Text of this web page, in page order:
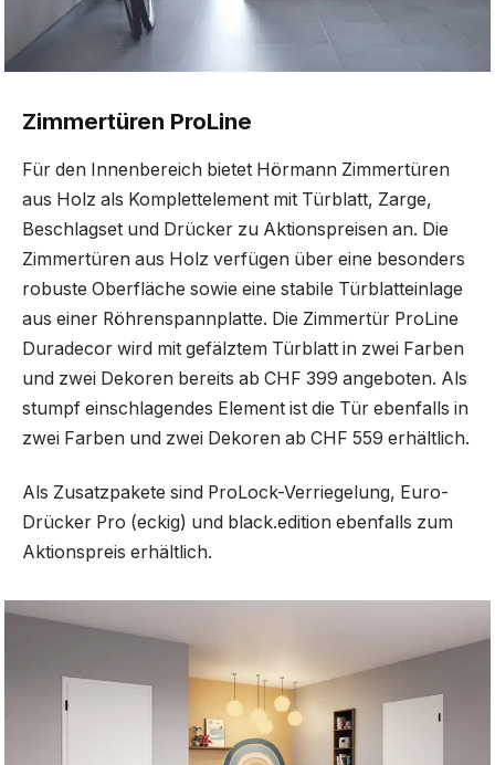
Zimmertüren ProLine
Für den Innenbereich bietet Hörmann Zimmertüren
aus Holz als Komplettelement mit Türblatt, Zarge,
Beschlagset und Drücker zu Aktionspreisen an. Die
Zimmertüren aus Holz verfügen über eine besonders
robuste Oberfläche sowie eine stabile Türblatteinlage
aus einer Röhrenspannplatte. Die Zimmertür ProLine
Duradecor wird mit gefälztem Türblatt in zwei Farben
und zwei Dekoren bereits ab CHF 399 angeboten. Als
stumpf einschlagendes Element ist die Tür ebenfalls in
zwei Farben und zwei Dekoren ab CHF 559 erhältlich.
Als Zusatzpakete sind ProLock-Verriegelung, Euro-
Drücker Pro (eckig) und black.edition ebenfalls zum
Aktionspreis erhältlich.